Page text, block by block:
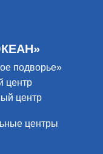
подворье»
центр
центр
центры